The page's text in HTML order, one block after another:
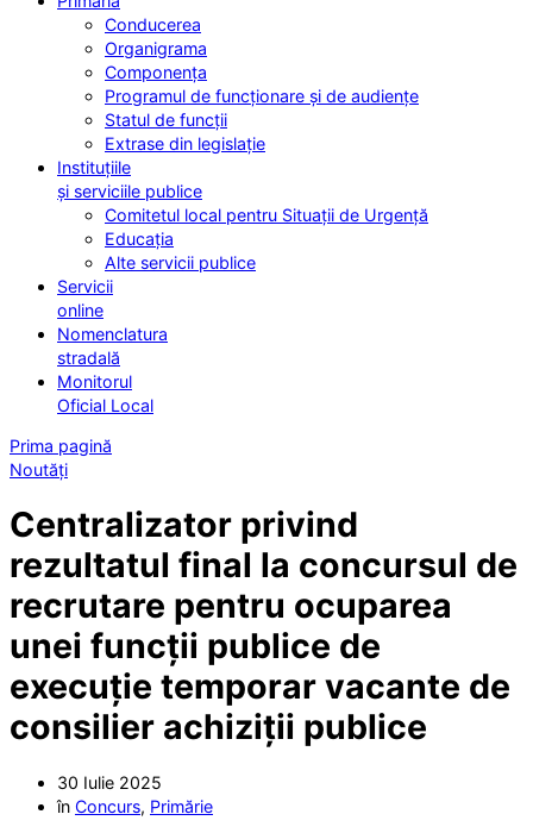
Conducerea
Organigrama
Componența
Programul de funcționare și de audiențe
Statul de funcții
Extrase din legislație
Instituțiile
și serviciile publice
Comitetul local pentru Situații de Urgență
Educația
Alte servicii publice
Servicii
online
Nomenclatura
stradală
Monitorul
Oficial Local
Prima pagină
Noutăți
Centralizator privind
rezultatul final la concursul de
recrutare pentru ocuparea
unei funcții publice de
execuție temporar vacante de
consilier achiziții publice
30 Iulie 2025
în Concurs, Primărie